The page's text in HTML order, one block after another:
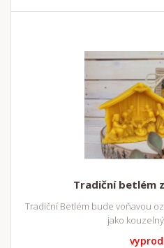
Tradiční betlém
Tradiční Betlém bude voňavou
jako